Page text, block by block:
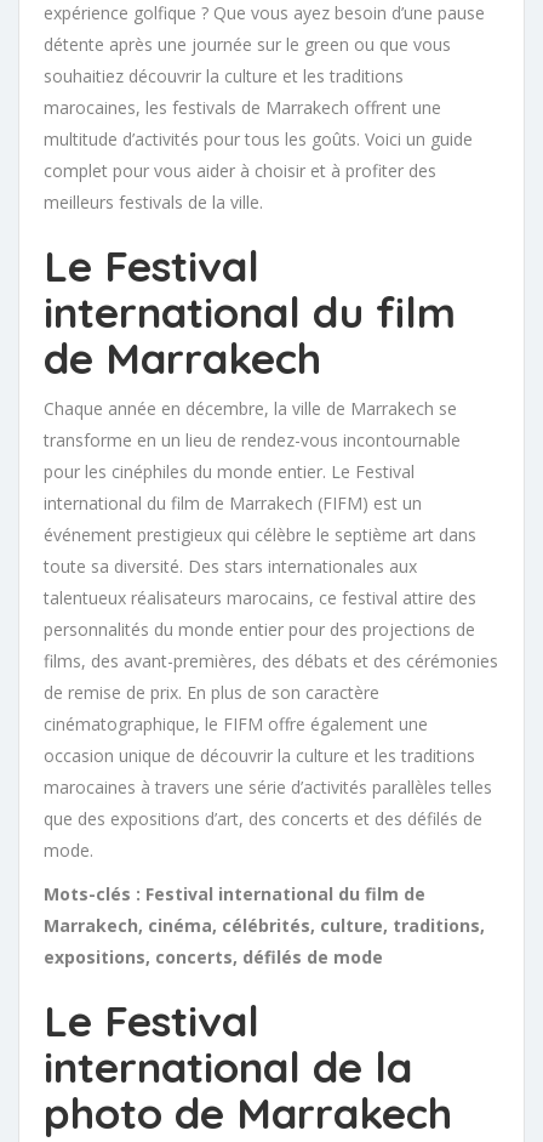
expérience golfique ? Que vous ayez besoin d’une pause
détente après une journée sur le green ou que vous
souhaitiez découvrir la culture et les traditions
marocaines, les festivals de Marrakech offrent une
multitude d’activités pour tous les goûts. Voici un guide
complet pour vous aider à choisir et à profiter des
meilleurs festivals de la ville.
Le Festival
international du film
de Marrakech
Chaque année en décembre, la ville de Marrakech se
transforme en un lieu de rendez-vous incontournable
pour les cinéphiles du monde entier. Le Festival
international du film de Marrakech (FIFM) est un
événement prestigieux qui célèbre le septième art dans
toute sa diversité. Des stars internationales aux
talentueux réalisateurs marocains, ce festival attire des
personnalités du monde entier pour des projections de
films, des avant-premières, des débats et des cérémonies
de remise de prix. En plus de son caractère
cinématographique, le FIFM offre également une
occasion unique de découvrir la culture et les traditions
marocaines à travers une série d’activités parallèles telles
que des expositions d’art, des concerts et des défilés de
mode.
Mots-clés : Festival international du film de
Marrakech, cinéma, célébrités, culture, traditions,
expositions, concerts, défilés de mode
Le Festival
international de la
photo de Marrakech